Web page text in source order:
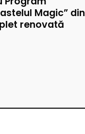
Magic” din
renovată